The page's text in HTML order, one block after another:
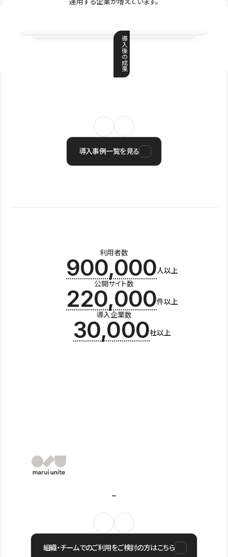
導
入
後
の
成
果
導入事例一覧を見る
利用者数
900,000人以上
公開サイト数
220,000件以上
導入企業数
30,000社以上
組織・チームでのご利用をご検討の方はこちら